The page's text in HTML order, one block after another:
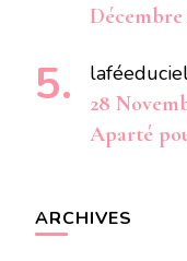
Décembre
28
Aparté
ARCHIVES